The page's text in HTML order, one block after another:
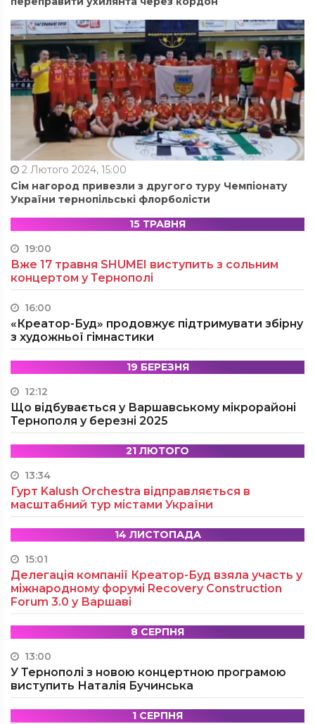
2 Лютого 2024, 15:00
Сім нагород привезли з другого туру Чемпіонату
України тернопільські флорболісти
15 ТРАВНЯ
19:00
Вже 17 травня SHUMEI виступить з сольним
концертом у Тернополі
16:00
«Креатор-Буд» продовжує підтримувати збірну
з художньої гімнастики
19 БЕРЕЗНЯ
12:12
Що відбувається у Варшавському мікрорайоні
Тернополя у березні 2025
21 ЛЮТОГО
13:34
Гурт Kalush Orchestra відправляється в
масштабний тур містами України
14 ЛИСТОПАДА
15:01
Делегація компанії Креатор-Буд взяла участь у
міжнародному форумі Recovery Construction
Forum 3.0 у Варшаві
8 СЕРПНЯ
13:00
У Тернополі з новою концертною програмою
виступить Наталія Бучинська
1 СЕРПНЯ